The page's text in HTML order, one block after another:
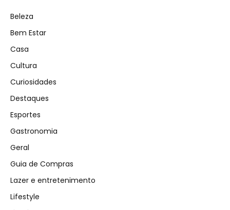
Beleza
Bem Estar
Casa
Cultura
Curiosidades
Destaques
Esportes
Gastronomia
Geral
Guia de Compras
Lazer e entretenimento
Lifestyle